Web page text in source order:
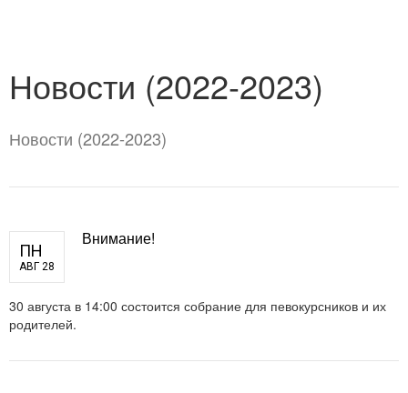
Новости (2022-2023)
Новости (2022-2023)
ПН
АВГ 28
Внимание!
30 августа в 14:00 состоится собрание для певокурсников и их
родителей.